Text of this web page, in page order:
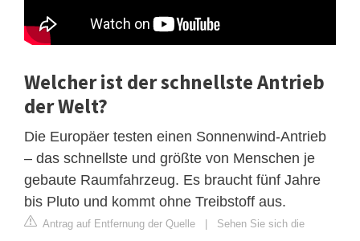
Welcher ist der schnellste Antrieb
der Welt?
Die Europäer testen einen Sonnenwind-Antrieb
– das schnellste und größte von Menschen je
gebaute Raumfahrzeug. Es braucht fünf Jahre
bis Pluto und kommt ohne Treibstoff aus.
Antrag auf Entfernung der Quelle | Sehen Sie sich die